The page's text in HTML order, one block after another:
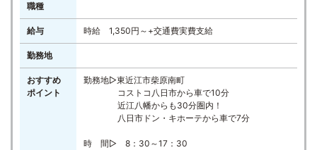
職種
給与 時給 1,350円～+交通費実費支給
勤務地
おすすめ
ポイント
勤務地▷東近江市柴原南町
コストコ八日市から車で10分
近江八幡からも30分圏内！
八日市ドン・キホーテから車で7分
時 間▷ 8：30～17：30